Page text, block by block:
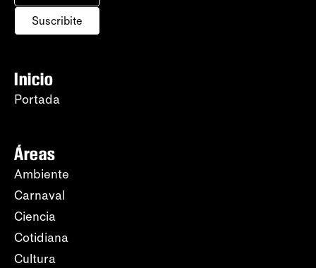
Suscribite
Inicio
Portada
Áreas
Ambiente
Carnaval
Ciencia
Cotidiana
Cultura